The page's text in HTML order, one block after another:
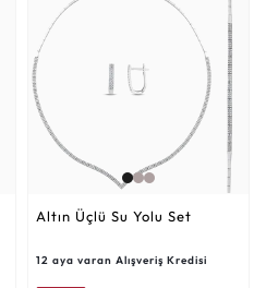
Altın Üçlü Su Yolu Set
12 aya varan Alışveriş Kredisi